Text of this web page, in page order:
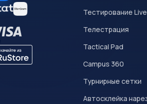
Тестирование Live
Телестрация
Tactical Pad
Campus 360
Турнирные сетки
Автосклейка